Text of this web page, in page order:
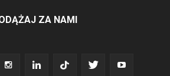
ZA NAMI